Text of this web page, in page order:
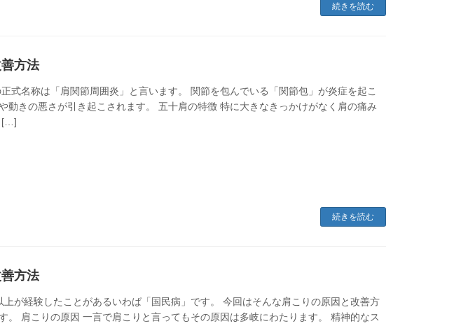
続きを読む
方法
式名称は「肩関節周囲炎」と言います。 関節を包んでいる「関節包」が炎症を起こ
動きの悪さが引き起こされます。 五十肩の特徴 特に大きなきっかけがなく肩の痛み
[…]
続きを読む
方法
上が経験したことがあるいわば「国民病」です。 今回はそんな肩こりの原因と改善方
。 肩こりの原因 一言で肩こりと言ってもその原因は多岐にわたります。 精神的なス